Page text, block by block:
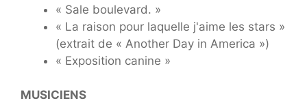
« Sale boulevard. »
« La raison pour laquelle j'aime les stars »
(extrait de « Another Day in America »)
« Exposition canine »
MUSICIENS